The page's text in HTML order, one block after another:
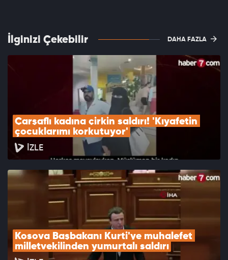
İlginizi Çekebilir DAHA FAZLA
Çarşaflı kadına çirkin saldırı! 'Kıyafetin
çocuklarımı korkutuyor'
İZLE
Kosova Başbakanı Kurti'ye muhalefet
milletvekilinden yumurtalı saldırı